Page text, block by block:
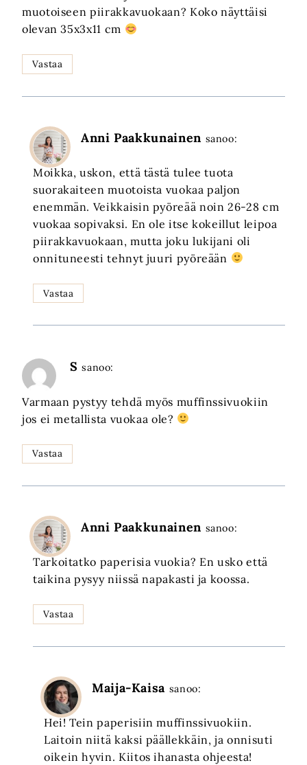
muotoiseen piirakkavuokaan? Koko näyttäisi
olevan 35x3x11 cm
Vastaa
Anni Paakkunainen sanoo:
Moikka, uskon, että tästä tulee tuota
suorakaiteen muotoista vuokaa paljon
enemmän. Veikkaisin pyöreää noin 26-28 cm
vuokaa sopivaksi. En ole itse kokeillut leipoa
piirakkavuokaan, mutta joku lukijani oli
onnituneesti tehnyt juuri pyöreään
Vastaa
S sanoo:
Varmaan pystyy tehdä myös muffinssivuokiin
jos ei metallista vuokaa ole?
Vastaa
Anni Paakkunainen sanoo:
Tarkoitatko paperisia vuokia? En usko että
taikina pysyy niissä napakasti ja koossa.
Vastaa
Maija-Kaisa sanoo:
Hei! Tein paperisiin muffinssivuokiin.
Laitoin niitä kaksi päällekkäin, ja onnisuti
oikein hyvin. Kiitos ihanasta ohjeesta!